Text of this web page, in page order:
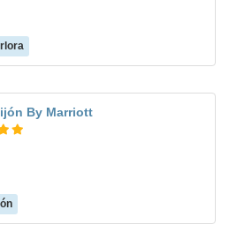
By Marriott